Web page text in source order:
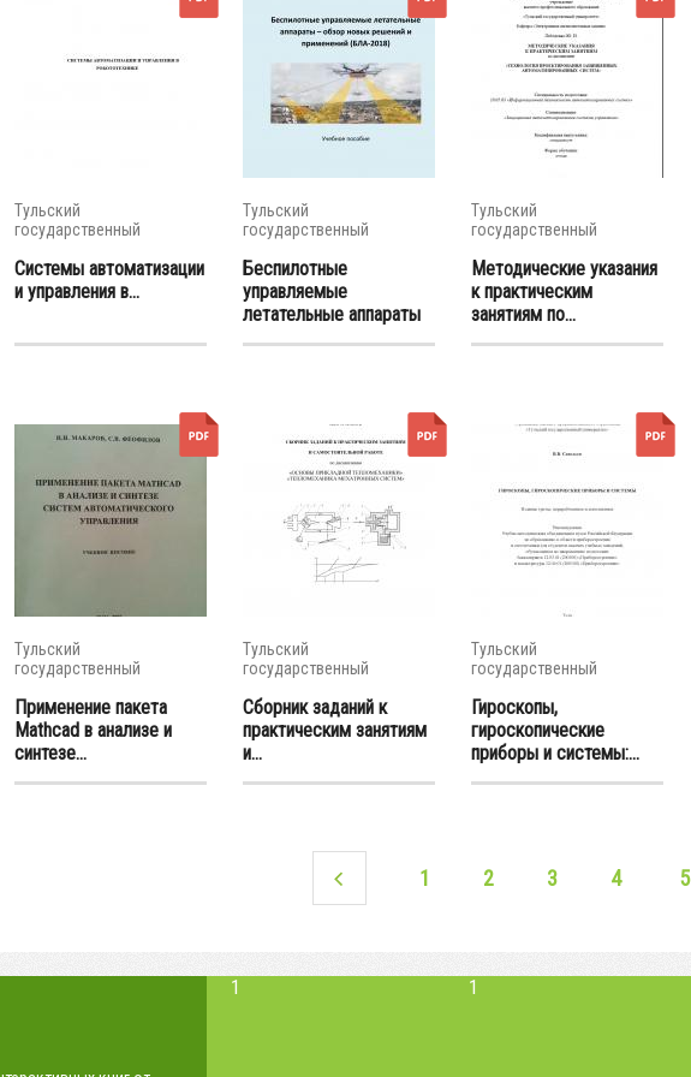
Тульский
государственный
Системы автоматизации
и управления в...
Тульский
государственный
Беспилотные
управляемые
летательные аппараты
–...
Тульский
государственный
Методические указания
к практическим
занятиям по...
Тульский
государственный
Применение пакета
Mathcad в анализе и
синтезе...
Тульский
государственный
Сборник заданий к
практическим занятиям
и...
Тульский
государственный
Гироскопы,
гироскопические
приборы и системы:...
1 2 3 4 5
1 1